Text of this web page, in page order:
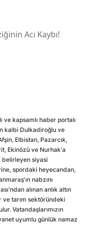
Acı Kaybı!
ve kapsamlı haber portalı
kalbi Dulkadiroğlu ve
Elbistan, Pazarcık,
Ekinözü ve Nurhak'a
belirleyen siyasi
spordaki heyecandan,
nabzını
alınan anlık altın
ve tarım sektöründeki
Vatandaşlarımızın
uyumlu günlük namaz